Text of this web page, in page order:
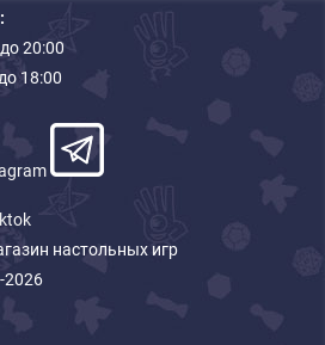
20:00
18:00
настольных игр
2026